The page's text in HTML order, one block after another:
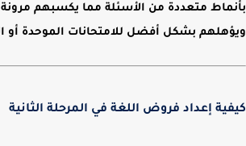
بأنماط متعددة من الأسئلة مما يكسبهم مرونة
ويؤهلهم بشكل أفضل للامتحانات الموحدة أو
كيفية إعداد فروض اللغة في المرحلة الثانية